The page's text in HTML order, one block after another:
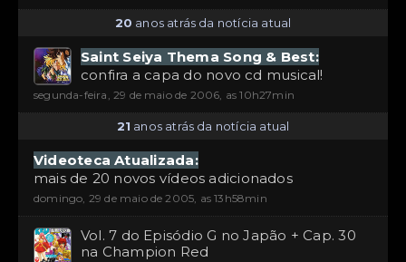
20 anos atrás da notícia atual
Saint Seiya Thema Song & Best:
confira a capa do novo cd musical!
segunda-feira, 29 de maio de 2006, as 10h27min
21 anos atrás da notícia atual
Videoteca Atualizada:
mais de 20 novos vídeos adicionados
domingo, 29 de maio de 2005, as 13h58min
Vol. 7 do Episódio G no Japão + Cap. 30
na Champion Red